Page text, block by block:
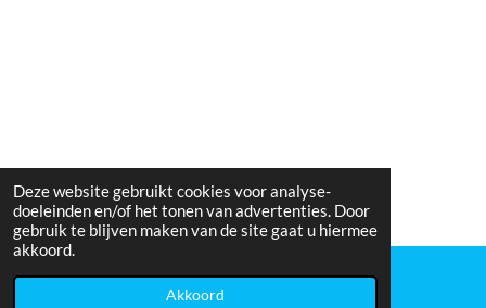
Deze website gebruikt cookies voor analyse-
doeleinden en/of het tonen van advertenties. Door
gebruik te blijven maken van de site gaat u hiermee
akkoord.
Akkoord